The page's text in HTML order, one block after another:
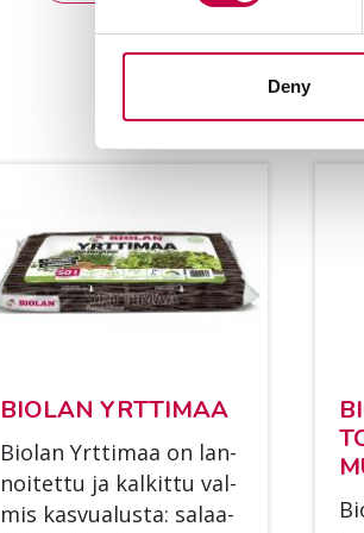
Deny
BIO­LAN YRT­TI­MAA
Bio­lan Yrt­ti­maa on lan­
noi­tet­tu ja kal­kit­tu val­
mis kas­vua­lus­ta: sa­laa­